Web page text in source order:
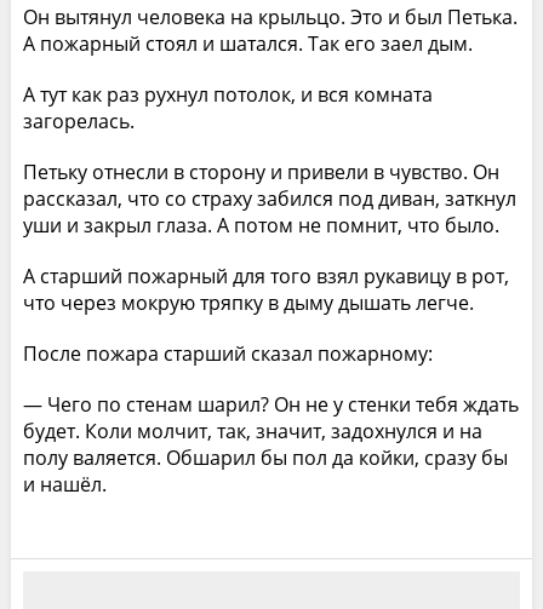
Он вытянул человека на крыльцо. Это и был Петька.
А пожарный стоял и шатался. Так его заел дым.
А тут как раз рухнул потолок, и вся комната
загорелась.
Петьку отнесли в сторону и привели в чувство. Он
рассказал, что со страху забился под диван, заткнул
уши и закрыл глаза. А потом не помнит, что было.
А старший пожарный для того взял рукавицу в рот,
что через мокрую тряпку в дыму дышать легче.
После пожара старший сказал пожарному:
— Чего по стенам шарил? Он не у стенки тебя ждать
будет. Коли молчит, так, значит, задохнулся и на
полу валяется. Обшарил бы пол да койки, сразу бы
и нашёл.